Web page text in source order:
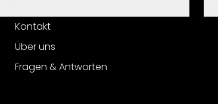
Kontakt
Über uns
Fragen & Antworten